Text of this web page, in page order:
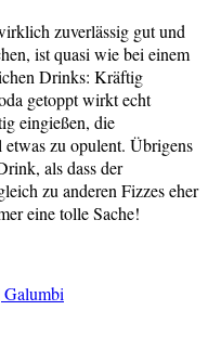
zuverlässig gut und
ist quasi wie bei einem
Drinks: Kräftig
getoppt wirkt echt
eingießen, die
zu opulent. Übrigens
als dass der
zu anderen Fizzes eher
eine tolle Sache!